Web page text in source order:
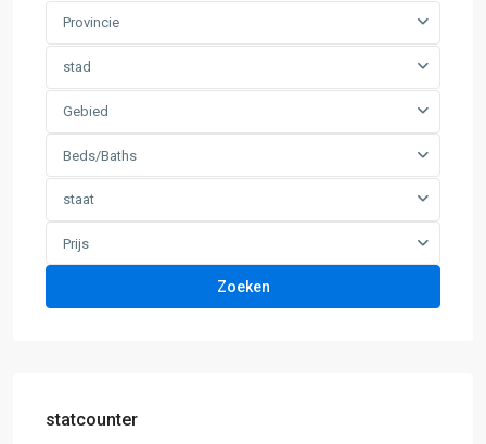
Provincie
stad
Gebied
Beds/Baths
staat
Prijs
Zoeken
statcounter